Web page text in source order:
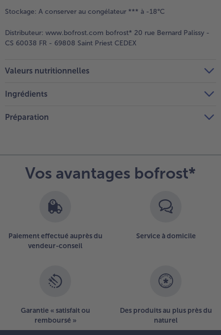
Stockage: A conserver au congélateur *** à -18°C
Distributeur: www.bofrost.com bofrost* 20 rue Bernard Palissy -
CS 60038 FR - 69808 Saint Priest CEDEX
Valeurs nutritionnelles
Ingrédients
Préparation
Vos avantages bofrost*
Paiement effectué auprès du
vendeur-conseil
Service à domicile
Garantie « satisfait ou
remboursé »
Des produits au plus près du
naturel